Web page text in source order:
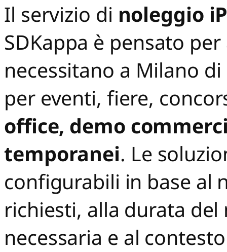
Il servizio di noleggio
SDKappa è pensato
necessitano a Milano
per eventi, fiere,
office, demo
temporanei. Le
configurabili in base al
richiesti, alla durata
necessaria e al